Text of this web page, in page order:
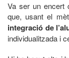
Va ser un encert
que, usant el
integració de
individualitzada i